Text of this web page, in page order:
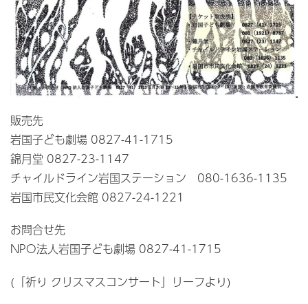
販売先
岩国子ども劇場 0827-41-1715
錦月堂 0827-23-1147
チャイルドライン岩国ステーション 080-1636-1135
岩国市民文化会館 0827-24-1221
お問合せ先
NPO法人岩国子ども劇場 0827-41-1715
(「祈り クリスマスコンサート」リーフより)